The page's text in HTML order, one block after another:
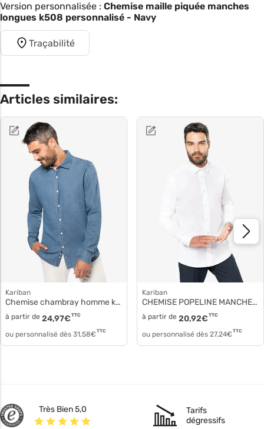
Version personnalisée : Chemise maille piquée manches
longues k508 personnalisé - Navy
Traçabilité
Articles similaires:
Kariban
Chemise chambray homme k512
à partir de 24,97€ TTC
ou personnalisé dès 31,58€ TTC
Kariban
CHEMISE POPELINE MANCHES LONGUES HOMME k513
à partir de 20,92€ TTC
ou personnalisé dès 27,24€ TTC
Très Bien 5,0
Tarifs
dégressifs